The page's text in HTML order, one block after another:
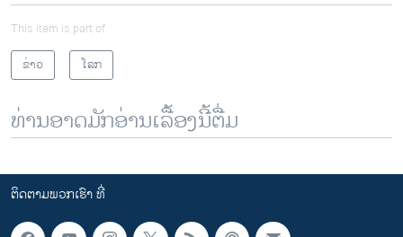
This item is part of
ຂ່າວ
ໂລກ
ທ່ານອາດມັກອ່ານເລື້ອງນີ້ຕື່ມ
ຕິດຕາມພວກເຮົາ ທີ່